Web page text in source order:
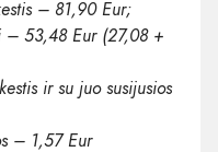
– 81,90 Eur;
– 53,48 Eur (27,08 +
ir su juo susijusios
– 1,57 Eur